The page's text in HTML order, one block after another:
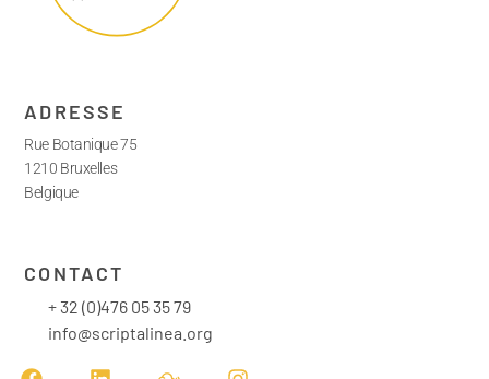
Rue Botanique 75
1210 Bruxelles
Belgique
+ 32 (0)476 05 35 79
info@scriptalinea.org